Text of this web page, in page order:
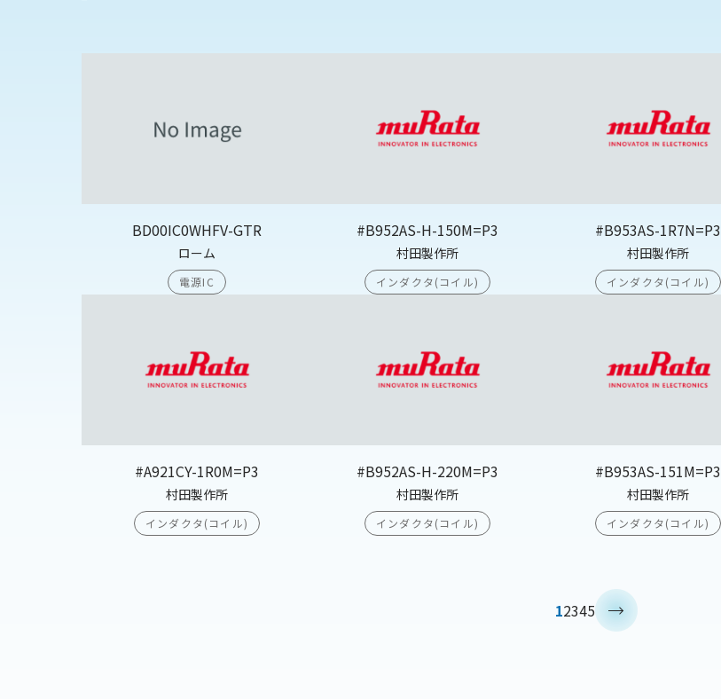
BD00IC0WHFV-GTR
ローム
電源IC
#B952AS-H-150M=P3
村田製作所
インダクタ(コイル)
#B953AS-1R7N=P3
村田製作所
インダクタ(コイル)
#A921CY-1R0M=P3
村田製作所
インダクタ(コイル)
#B952AS-H-220M=P3
村田製作所
インダクタ(コイル)
#B953AS-151M=P3
村田製作所
インダクタ(コイル)
12345